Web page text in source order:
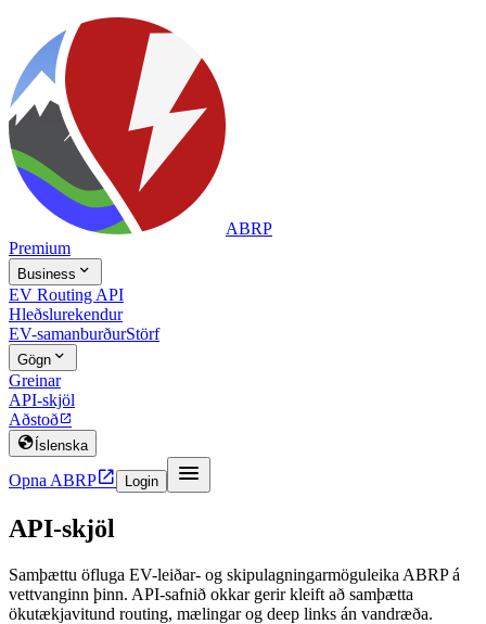
ABRP
Premium
Business 
EV Routing API
Hleðslurekendur
EV-samanburðurStörf
Gögn 
Greinar
API-skjöl
Aðstoð
 Íslenska
Opna ABRP Login 
API-skjöl
Samþættu öfluga EV-leiðar- og skipulagningarmöguleika ABRP á
vettvanginn þinn. API-safnið okkar gerir kleift að samþætta
ökutækjavitund routing, mælingar og deep links án vandræða.